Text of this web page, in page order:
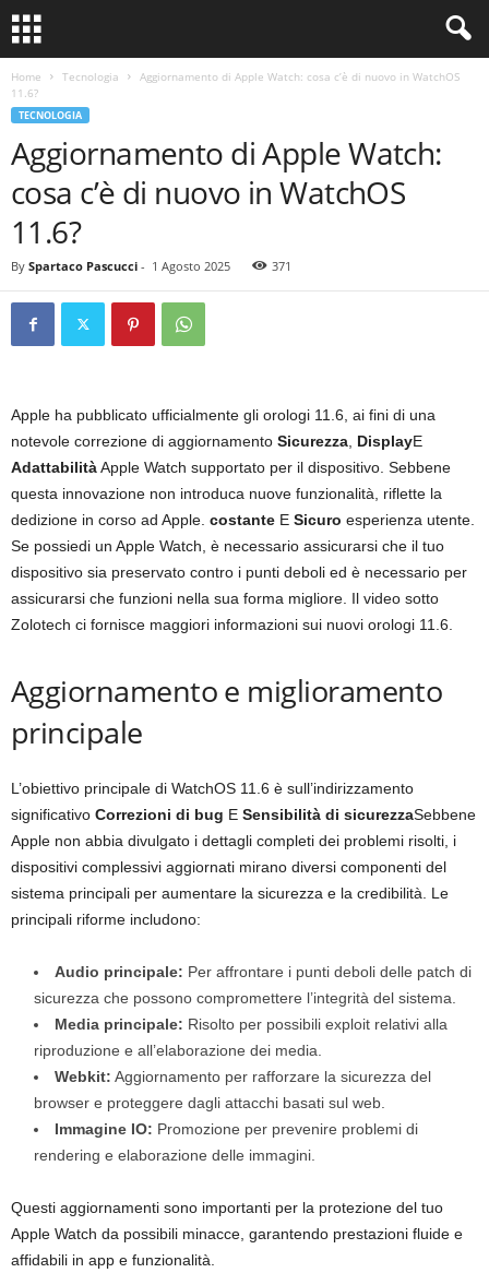
Home Tecnologia
Aggiornamento di Apple Watch: cosa c’è di nuovo in WatchOS
11.6?
TECNOLOGIA
Aggiornamento di Apple Watch:
cosa c’è di nuovo in WatchOS
11.6?
By Spartaco Pascucci - 1 Agosto 2025 371
Apple ha pubblicato ufficialmente gli orologi 11.6, ai fini di una
notevole correzione di aggiornamento Sicurezza DisplayE
AdattabilitàApple Watch supportato per il dispositivo. Sebbene
questa innovazione non introduca nuove funzionalità, riflette la
dedizione in corso ad Apple. costante E Sicuro esperienza utente.
Se possiedi un Apple Watch, è necessario assicurarsi che il tuo
dispositivo sia preservato contro i punti deboli ed è necessario per
assicurarsi che funzioni nella sua forma migliore. Il video sotto
Zolotech ci fornisce maggiori informazioni sui nuovi orologi 11.6.
Aggiornamento e miglioramento
principale
L’obiettivo principale di WatchOS 11.6 è sull’indirizzamento
significativo Correzioni di bug E Sensibilità di sicurezzaSebbene
Apple non abbia divulgato i dettagli completi dei problemi risolti, i
dispositivi complessivi aggiornati mirano diversi componenti del
sistema principali per aumentare la sicurezza e la credibilità. Le
principali riforme includono:
Audio principale: Per affrontare i punti deboli delle patch di
sicurezza che possono compromettere l’integrità del sistema.
Media principale: Risolto per possibili exploit relativi alla
riproduzione e all’elaborazione dei media.
Webkit: Aggiornamento per rafforzare la sicurezza del
browser e proteggere dagli attacchi basati sul web.
Immagine IO: Promozione per prevenire problemi di
rendering e elaborazione delle immagini.
Questi aggiornamenti sono importanti per la protezione del tuo
Apple Watch da possibili minacce, garantendo prestazioni fluide e
affidabili in app e funzionalità.